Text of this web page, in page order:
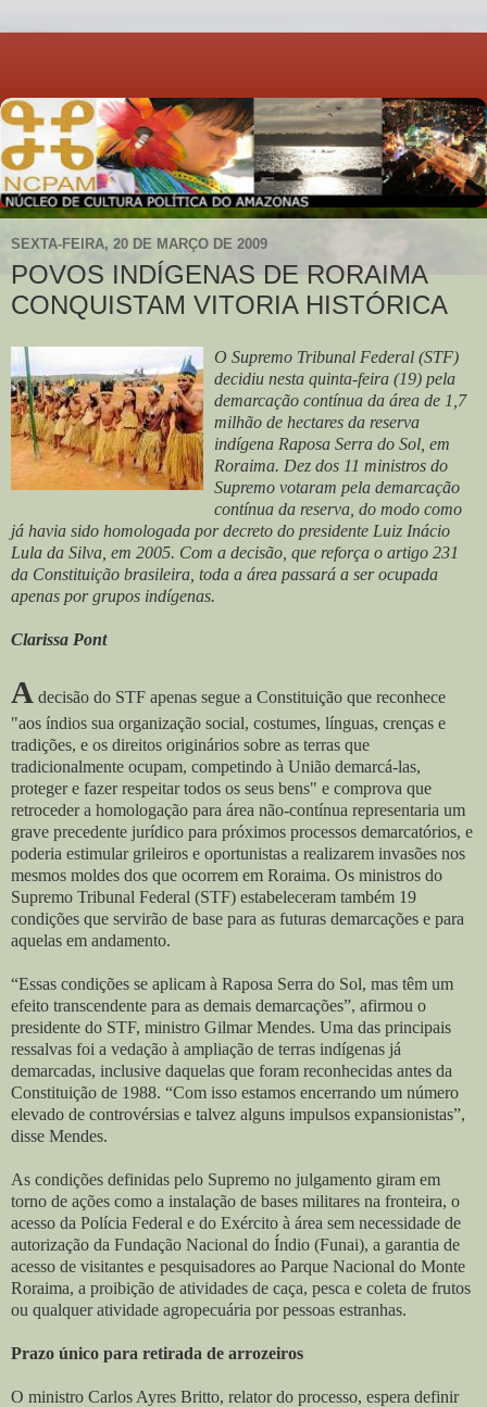
SEXTA-FEIRA, 20 DE MARÇO DE 2009
POVOS INDÍGENAS DE RORAIMA
CONQUISTAM VITORIA HISTÓRICA
O Supremo Tribunal Federal (STF)
decidiu nesta quinta-feira (19) pela
demarcação contínua da área de 1,7
milhão de hectares da reserva
indígena Raposa Serra do Sol, em
Roraima. Dez dos 11 ministros do
Supremo votaram pela demarcação
contínua da reserva, do modo como
já havia sido homologada por decreto do presidente Luiz Inácio
Lula da Silva, em 2005. Com a decisão, que reforça o artigo 231
da Constituição brasileira, toda a área passará a ser ocupada
apenas por grupos indígenas.
Clarissa Pont
A decisão do STF apenas segue a Constituição que reconhece
"aos índios sua organização social, costumes, línguas, crenças e
tradições, e os direitos originários sobre as terras que
tradicionalmente ocupam, competindo à União demarcá-las,
proteger e fazer respeitar todos os seus bens" e comprova que
retroceder a homologação para área não-contínua representaria um
grave precedente jurídico para próximos processos demarcatórios, e
poderia estimular grileiros e oportunistas a realizarem invasões nos
mesmos moldes dos que ocorrem em Roraima. Os ministros do
Supremo Tribunal Federal (STF) estabeleceram também 19
condições que servirão de base para as futuras demarcações e para
aquelas em andamento.
“Essas condições se aplicam à Raposa Serra do Sol, mas têm um
efeito transcendente para as demais demarcações”, afirmou o
presidente do STF, ministro Gilmar Mendes. Uma das principais
ressalvas foi a vedação à ampliação de terras indígenas já
demarcadas, inclusive daquelas que foram reconhecidas antes da
Constituição de 1988. “Com isso estamos encerrando um número
elevado de controvérsias e talvez alguns impulsos expansionistas”,
disse Mendes.
As condições definidas pelo Supremo no julgamento giram em
torno de ações como a instalação de bases militares na fronteira, o
acesso da Polícia Federal e do Exército à área sem necessidade de
autorização da Fundação Nacional do Índio (Funai), a garantia de
acesso de visitantes e pesquisadores ao Parque Nacional do Monte
Roraima, a proibição de atividades de caça, pesca e coleta de frutos
ou qualquer atividade agropecuária por pessoas estranhas.
Prazo único para retirada de arrozeiros
O ministro Carlos Ayres Britto, relator do processo, espera definir